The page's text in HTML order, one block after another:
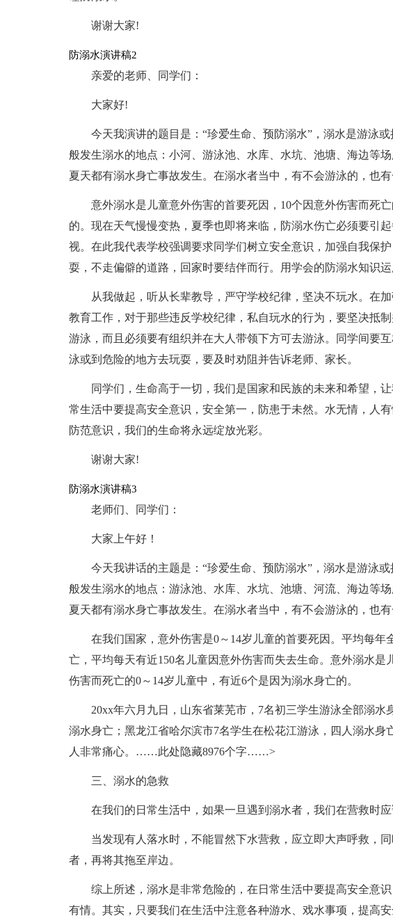
谢谢大家!
防溺水演讲稿2
亲爱的老师、同学们：
大家好!
今天我演讲的题目是：“珍爱生命、预防溺水”，溺水是游泳
般发生溺水的地点：小河、游泳池、水库、水坑、池塘、海边等
夏天都有溺水身亡事故发生。在溺水者当中，有不会游泳的，也
意外溺水是儿童意外伤害的首要死因，10个因意外伤害而死
的。现在天气慢慢变热，夏季也即将来临，防溺水伤亡必须要引
视。在此我代表学校强调要求同学们树立安全意识，加强自我保
耍，不走偏僻的道路，回家时要结伴而行。用学会的防溺水知识
从我做起，听从长辈教导，严守学校纪律，坚决不玩水。在
教育工作，对于那些违反学校纪律，私自玩水的行为，要坚决抵
游泳，而且必须要有组织并在大人带领下方可去游泳。同学间要
泳或到危险的地方去玩耍，要及时劝阻并告诉老师、家长。
同学们，生命高于一切，我们是国家和民族的未来和希望，
常生活中要提高安全意识，安全第一，防患于未然。水无情，人
防范意识，我们的生命将永远绽放光彩。
谢谢大家!
防溺水演讲稿3
老师们、同学们：
大家上午好！
今天我讲话的主题是：“珍爱生命、预防溺水”，溺水是游泳
般发生溺水的地点：游泳池、水库、水坑、池塘、河流、海边等
夏天都有溺水身亡事故发生。在溺水者当中，有不会游泳的，也
在我们国家，意外伤害是0～14岁儿童的首要死因。平均每年
亡，平均每天有近150名儿童因意外伤害而失去生命。意外溺水是
伤害而死亡的0～14岁儿童中，有近6个是因为溺水身亡的。
20xx年六月九日，山东省莱芜市，7名初三学生游泳全部溺水
溺水身亡；黑龙江省哈尔滨市7名学生在松花江游泳，四人溺水身
人非常痛心。 ……此处隐藏8976个字……>
三、溺水的急救
在我们的日常生活中，如果一旦遇到溺水者，我们在营救时
当发现有人落水时，不能冒然下水营救，应立即大声呼救，
者，再将其拖至岸边。
综上所述，溺水是非常危险的，在日常生活中要提高安全意
有情。其实，只要我们在生活中注意各种游水、戏水事项，提高